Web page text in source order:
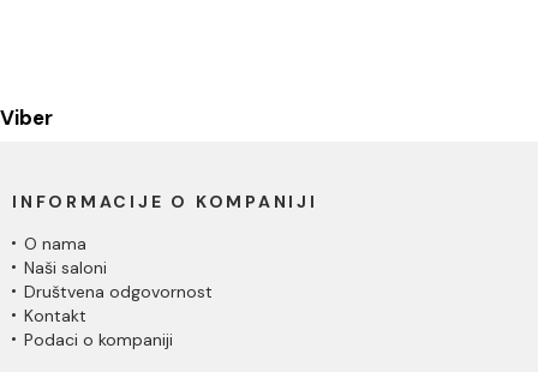
Viber
INFORMACIJE O KOMPANIJI
O nama
Naši saloni
Društvena odgovornost
Kontakt
Podaci o kompaniji